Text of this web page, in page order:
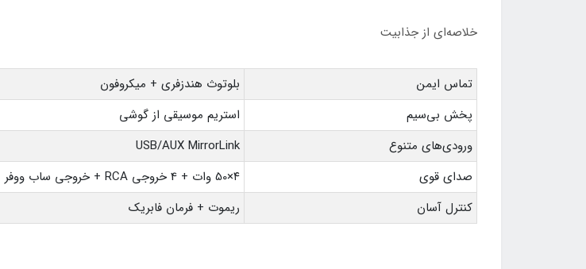
خلاصه‌ای از جذابیت
تماس ایمن
بلوتوث هندزفری + میکروفون
پخش بی‌سیم
استریم موسیقی از گوشی
ورودی‌های متنوع
USB/AUX MirrorLink
صدای قوی
۴×50 وات + 4 خروجی RCA + خروجی ساب ووفر
کنترل آسان
ریموت + فرمان فابریک